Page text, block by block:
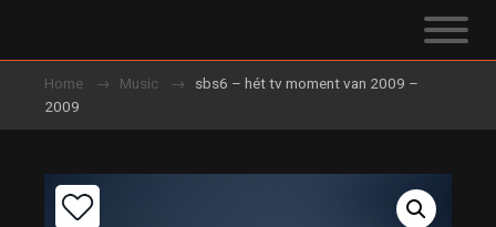
Home Music
sbs6 – hét tv moment van 2009 –
2009